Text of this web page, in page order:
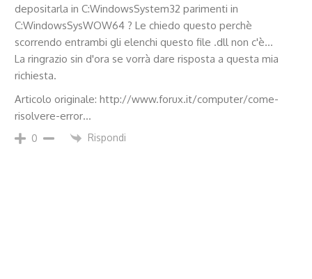
depositarla in C:WindowsSystem32 parimenti in
C:WindowsSysWOW64 ? Le chiedo questo perchè
scorrendo entrambi gli elenchi questo file .dll non c'è…
La ringrazio sin d'ora se vorrà dare risposta a questa mia
richiesta.
Articolo originale: http://www.forux.it/computer/come-
risolvere-error…
0 Rispondi